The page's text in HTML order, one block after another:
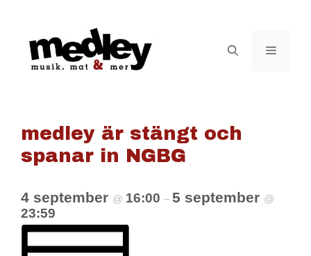
Meny
medley är stängt och
spanar in NGBG
4 september @ 16:00 – 5 september @
23:59